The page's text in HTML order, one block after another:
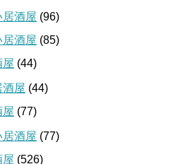
酒屋 (96)
酒屋 (85)
屋 (44)
屋 (44)
屋 (77)
酒屋 (77)
屋 (526)